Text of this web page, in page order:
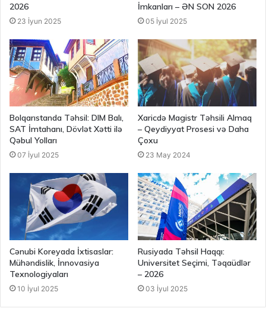
2026
23 İyun 2025
İmkanları – ƏN SON 2026
05 İyul 2025
Bolqarıstanda Təhsil: DIM Balı,
SAT İmtahanı, Dövlət Xətti ilə
Qəbul Yolları
07 İyul 2025
Xaricdə Magistr Təhsili Almaq
– Qeydiyyat Prosesi və Daha
Çoxu
23 May 2024
Cənubi Koreyada İxtisaslar:
Mühəndislik, İnnovasiya
Texnologiyaları
10 İyul 2025
Rusiyada Təhsil Haqqı:
Universitet Seçimi, Təqaüdlər
– 2026
03 İyul 2025